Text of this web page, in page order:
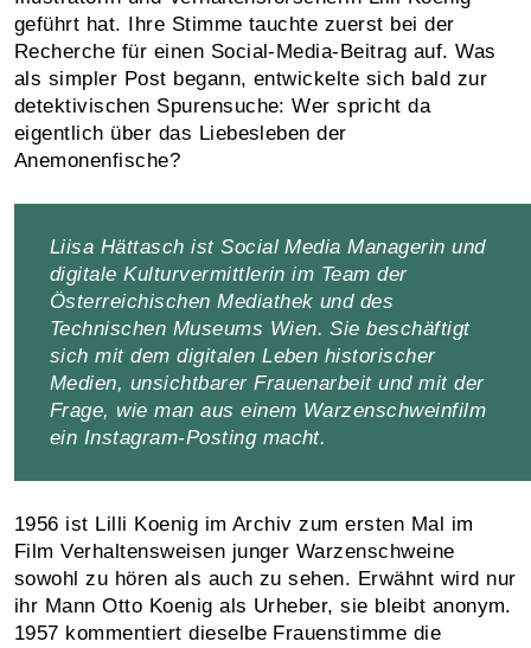
geführt hat. Ihre Stimme tauchte zuerst bei der
Recherche für einen Social-Media-Beitrag auf. Was
als simpler Post begann, entwickelte sich bald zur
detektivischen Spurensuche: Wer spricht da
eigentlich über das Liebesleben der
Anemonenfische?
Liisa Hättasch ist Social Media Managerin und
digitale Kulturvermittlerin im Team der
Österreichischen Mediathek und des
Technischen Museums Wien. Sie beschäftigt
sich mit dem digitalen Leben historischer
Medien, unsichtbarer Frauenarbeit und mit der
Frage, wie man aus einem Warzenschweinfilm
ein Instagram-Posting macht.
1956 ist Lilli Koenig im Archiv zum ersten Mal im
Film Verhaltensweisen junger Warzenschweine
sowohl zu hören als auch zu sehen. Erwähnt wird nur
ihr Mann Otto Koenig als Urheber, sie bleibt anonym.
1957 kommentiert dieselbe Frauenstimme die